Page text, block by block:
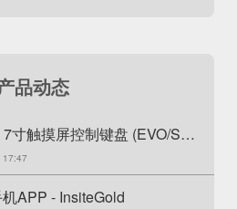
品动态
寸触摸屏控制键盘 (EVO/SP/
- 17:47
APP - InsiteGold